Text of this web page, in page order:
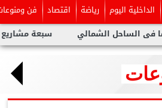
الداخلية اليوم رياضة اقتصاد فن
سبعة مشاريع الشمالي